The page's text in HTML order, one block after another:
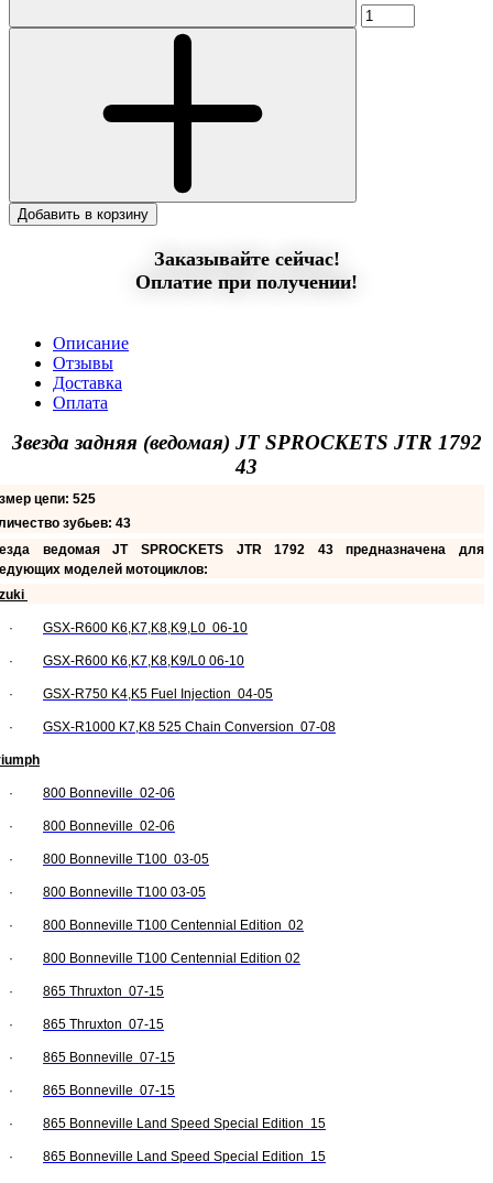
Добавить в корзину
Заказывайте сейчас!
Оплатие при получении!
Описание
Отзывы
Доставка
Оплата
Звезда задняя (ведомая) JT SPROCKETS JTR 1792
43
цепи: 525
зубьев: 43
ведомая JT SPROCKETS JTR 1792 43 предназначена для
моделей мотоциклов:
· GSX-R600 K6,K7,K8,K9,L0 06-10
· GSX-R600 K6,K7,K8,K9/L0 06-10
· GSX-R750 K4,K5 Fuel Injection 04-05
· GSX-R1000 K7,K8 525 Chain Conversion 07-08
· 800 Bonneville 02-06
· 800 Bonneville 02-06
· 800 Bonneville T100 03-05
· 800 Bonneville T100 03-05
· 800 Bonneville T100 Centennial Edition 02
· 800 Bonneville T100 Centennial Edition 02
· 865 Thruxton 07-15
· 865 Thruxton 07-15
· 865 Bonneville 07-15
· 865 Bonneville 07-15
· 865 Bonneville Land Speed Special Edition 15
· 865 Bonneville Land Speed Special Edition 15